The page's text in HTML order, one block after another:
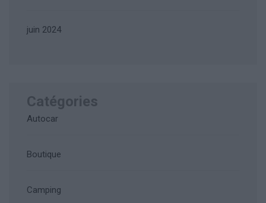
juin 2024
Catégories
Autocar
Boutique
Camping